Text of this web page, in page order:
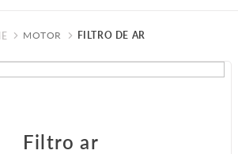
MOTOR FILTRO DE AR
Filtro ar